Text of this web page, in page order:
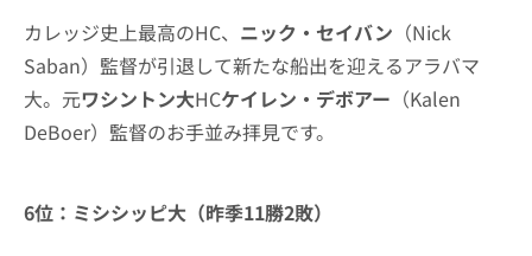
カレッジ史上最高のHC、 ニック・セイバン （Nick
Saban）監督が引退して新たな船出を迎えるアラバマ
大。元ワシントン大HCケイレン・デボアー （Kalen
DeBoer）監督のお手並み拝見です。
6位：ミシシッピ大（昨季11勝2敗）